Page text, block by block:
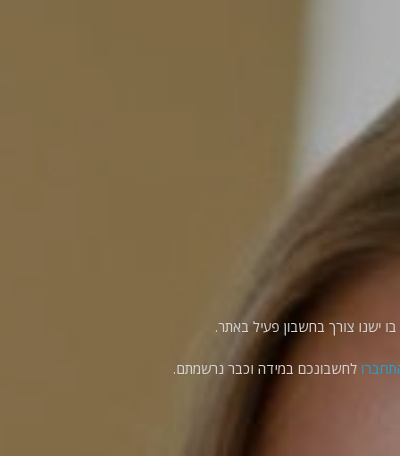
ישנו צורך בחשבון פעיל באתר.
לחשבונכם במידה וכבר נרשמתם.